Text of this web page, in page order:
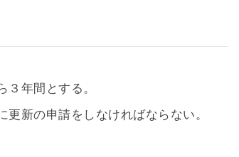
年間とする。
新の申請をしなければならない。